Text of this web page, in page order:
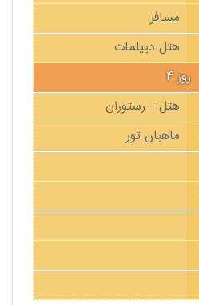
مسافر
هتل دیپلمات
روز 4
هتل - رستوران
ماهبان تور